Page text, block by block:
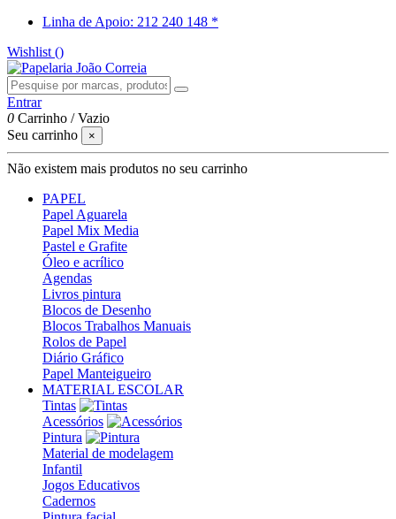
Linha de Apoio: 212 240 148 *
Wishlist ()
Entrar
0 Carrinho /Vazio
Seu carrinho
×
Não existem mais produtos no seu carrinho
PAPEL
Papel Aguarela
Papel Mix Media
Pastel e Grafite
Óleo e acrílico
Agendas
Livros pintura
Blocos de Desenho
Blocos Trabalhos Manuais
Rolos de Papel
Diário Gráfico
Papel Manteigueiro
MATERIAL ESCOLAR
Tintas
Acessórios
Pintura
Material de modelagem
Infantil
Jogos Educativos
Cadernos